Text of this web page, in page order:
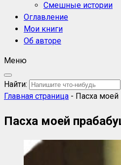
Смешные истории
Оглавление
Мои книги
Об авторе
Меню
Найти:
Главная страница - Пасха
Пасха моей